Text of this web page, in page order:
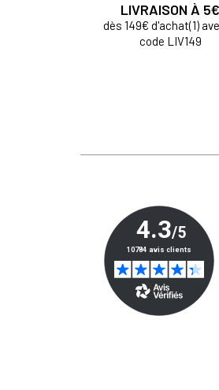
LIVRAISON À 5€
dès 149€ d'achat(1)
code LIV149